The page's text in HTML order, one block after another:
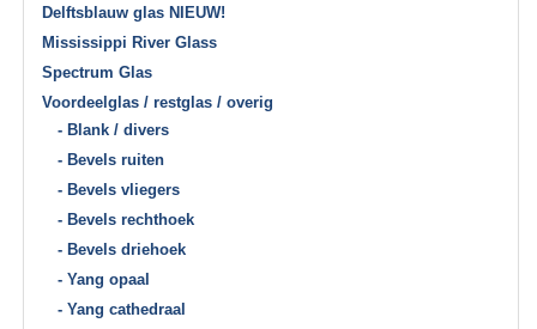
Delftsblauw glas NIEUW!
Mississippi River Glass
Spectrum Glas
Voordeelglas / restglas / overig
- Blank / divers
- Bevels ruiten
- Bevels vliegers
- Bevels rechthoek
- Bevels driehoek
- Yang opaal
- Yang cathedraal